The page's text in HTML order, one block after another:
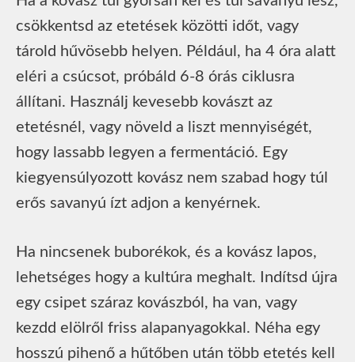
csökkentsd az etetések közötti időt, vagy
tárold hűvösebb helyen. Például, ha 4 óra alatt
eléri a csúcsot, próbáld 6-8 órás ciklusra
állítani. Használj kevesebb kovászt az
etetésnél, vagy növeld a liszt mennyiségét,
hogy lassabb legyen a fermentáció. Egy
kiegyensúlyozott kovász nem szabad hogy túl
erős savanyú ízt adjon a kenyérnek.
Ha nincsenek buborékok, és a kovász lapos,
lehetséges hogy a kultúra meghalt. Indítsd újra
egy csipet száraz kovászból, ha van, vagy
kezdd elölről friss alapanyagokkal. Néha egy
hosszú pihenő a hűtőben után több etetés kell